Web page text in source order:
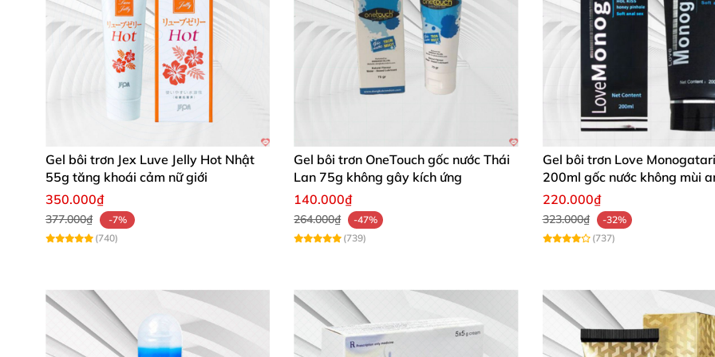
Gel bôi trơn Jex Luve Jelly Hot Nhật
55g tăng khoái cảm nữ giới
350.000₫
377.000₫
-7%
(740)
Gel bôi trơn OneTouch gốc nước Thái
Lan 75g không gây kích ứng
140.000₫
264.000₫
-47%
(739)
Gel bôi trơn Love
200ml gốc nước không mùi
220.000₫
323.000₫
-32%
(737)